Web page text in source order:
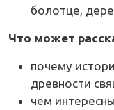
болотце,
Что может
почему
древности
чем